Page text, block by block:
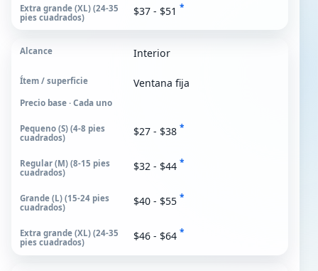
$37 - $51 *
Interior
Ventana fija
Precio base · Cada uno
$27 - $38 *
$32 - $44 *
$40 - $55 *
$46 - $64 *